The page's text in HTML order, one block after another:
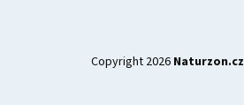
Copyright 2026 Naturzon.cz